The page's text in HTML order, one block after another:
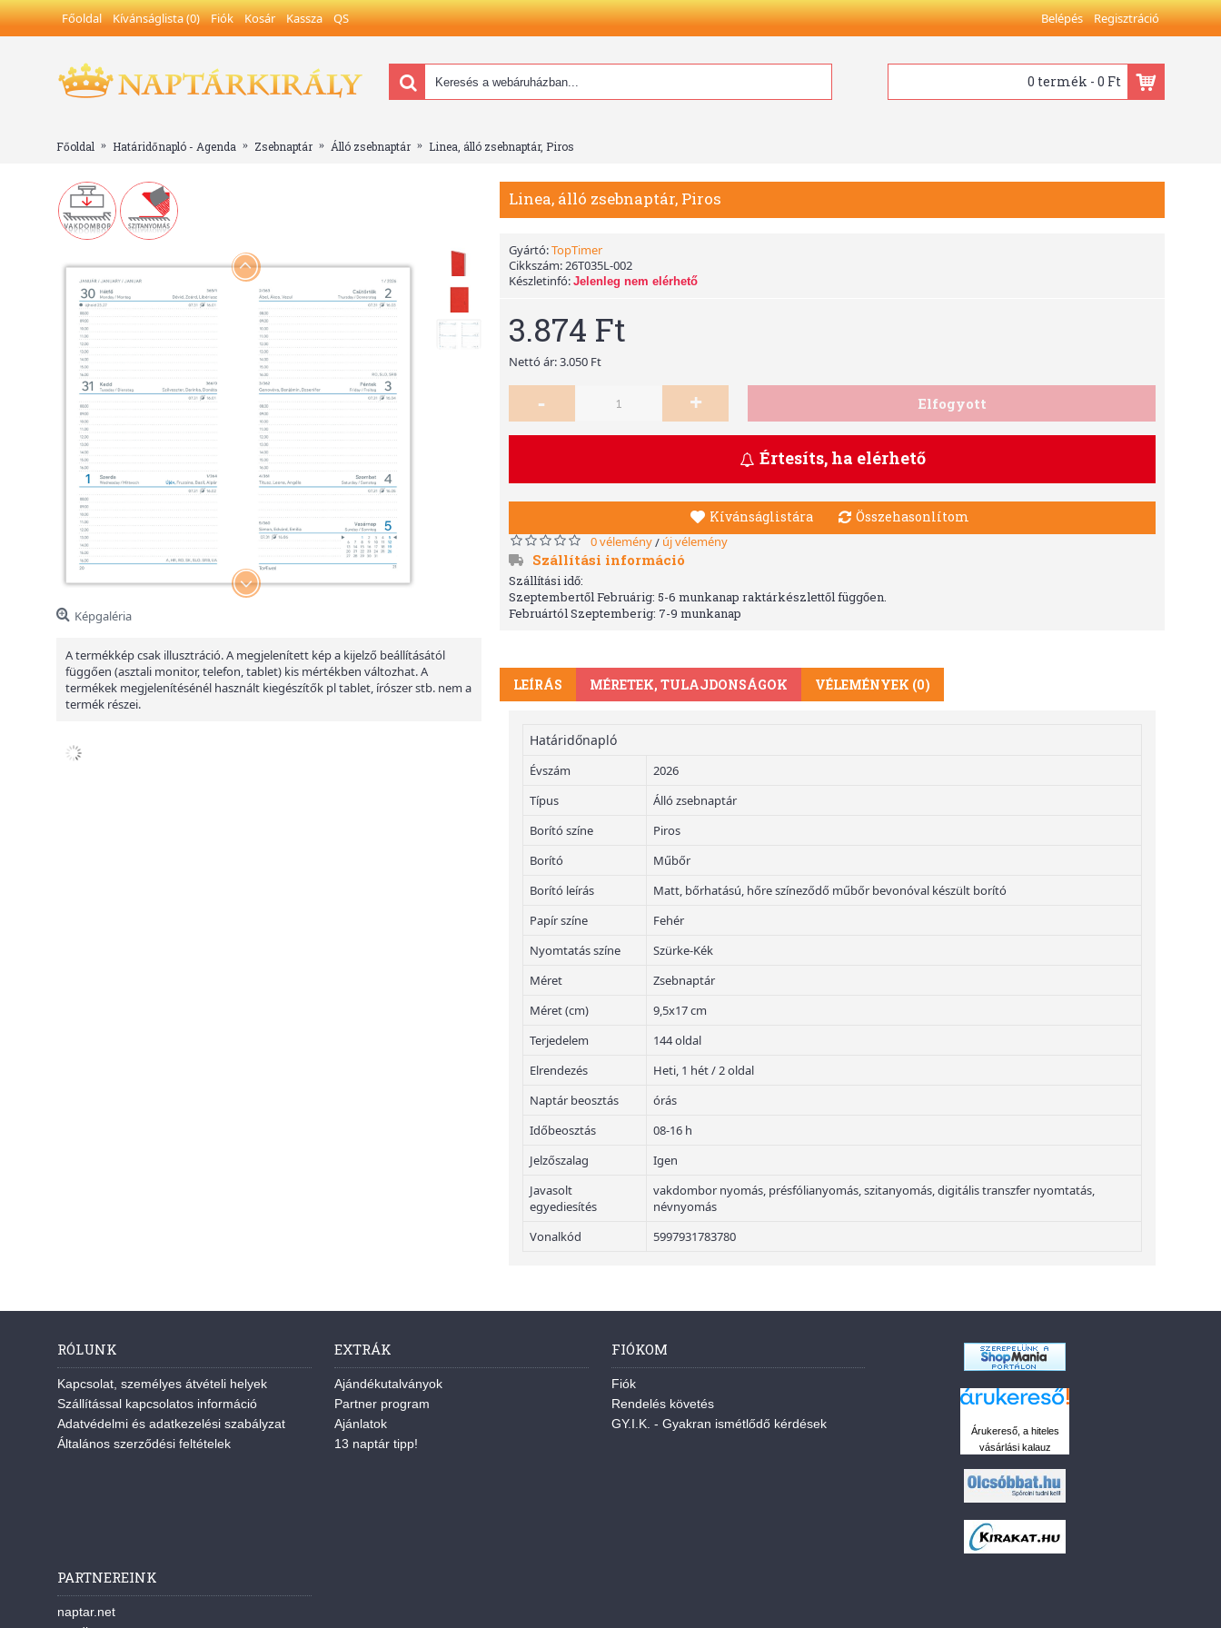
Főoldal Kívánságlista (0) Fiók Kosár Kassza QS Belépés Regisztráció
0 termék - 0 Ft
Főoldal Határidőnapló - Agenda Zsebnaptár Álló zsebnaptár Linea, álló zsebnaptár, Piros
Képgaléria
A termékkép csak illusztráció. A megjelenített kép a kijelző beállításától
függően (asztali monitor, telefon, tablet) kis mértékben változhat. A
termékek megjelenítésénél használt kiegészítők pl tablet, írószer stb. nem a
termék részei.
Linea, álló zsebnaptár, Piros
Gyártó:TopTimer
Cikkszám:26T035L-002
Készletinfó: Jelenleg nem elérhető
3.874 Ft
Nettó ár: 3.050 Ft
- + Elfogyott
Értesíts, ha elérhető
Kívánságlistára Összehasonlítom
0 vélemény/ új vélemény
Szállítási információ
Szállítási idő:
Szeptembertől Februárig: 5-6 munkanap raktárkészlettől függően.
Februártól Szeptemberig: 7-9 munkanap
LEÍRÁS MÉRETEK, TULAJDONSÁGOK VÉLEMÉNYEK (0)
Határidőnapló
Évszám
2026
Típus
Álló zsebnaptár
Borító színe
Piros
Borító
Műbőr
Borító leírás
Matt, bőrhatású, hőre színeződő műbőr bevonóval készült borító
Papír színe
Fehér
Nyomtatás színe
Szürke-Kék
Méret
Zsebnaptár
Méret (cm)
9,5x17 cm
Terjedelem
144 oldal
Elrendezés
Heti, 1 hét / 2 oldal
Naptár beosztás
órás
Időbeosztás
08-16 h
Jelzőszalag
Igen
Javasolt
egyediesítés
vakdombor nyomás, présfólianyomás, szitanyomás, digitális transzfer nyomtatás,
névnyomás
Vonalkód
5997931783780
RÓLUNK
Kapcsolat, személyes átvételi helyek
Szállítással kapcsolatos információ
Adatvédelmi és adatkezelési szabályzat
Általános szerződési feltételek
EXTRÁK
Ajándékutalványok
Partner program
Ajánlatok
13 naptár tipp!
FIÓKOM
Fiók
Rendelés követés
GY.I.K. - Gyakran ismétlődő kérdések
Árukereső, a hiteles
vásárlási kalauz
PARTNEREINK
naptar.net